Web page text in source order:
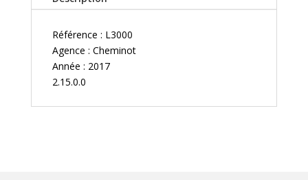
Référence : L3000
Agence : Cheminot
Année : 2017
2.15.0.0